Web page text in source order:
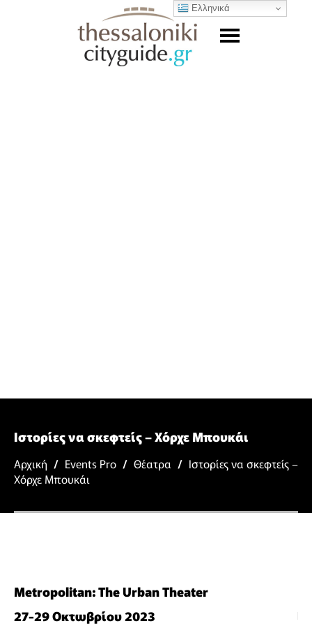
Ιστορίες να σκεφτείς – Χόρχε Μπουκάι
Αρχική / Events Pro / Θέατρα / Ιστορίες να σκεφτείς –
Χόρχε Μπουκάι
Metropolitan: The Urban Theater
27-29 Οκτωβρίου 2023
Ελληνικά